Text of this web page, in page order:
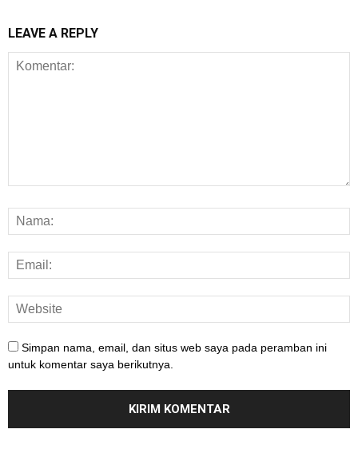
LEAVE A REPLY
Simpan nama, email, dan situs web saya pada peramban ini
untuk komentar saya berikutnya.